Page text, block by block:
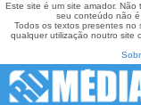
Este site é um site amador.
seu conteúdo não
Todos os textos presentes no
qualquer utilização noutro site